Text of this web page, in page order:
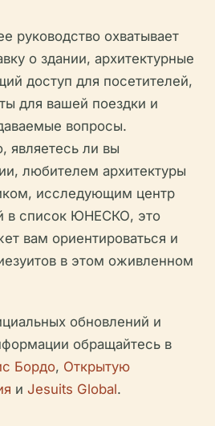
руководство охватывает
о здании, архитектурные
доступ для посетителей,
для вашей поездки и
вопросы.
являетесь ли вы
любителем архитектуры
исследующим центр
в список ЮНЕСКО, это
вам ориентироваться и
в этом оживленном
обновлений и
обращайтесь в
Бордо, Открытую
и Jesuits Global.